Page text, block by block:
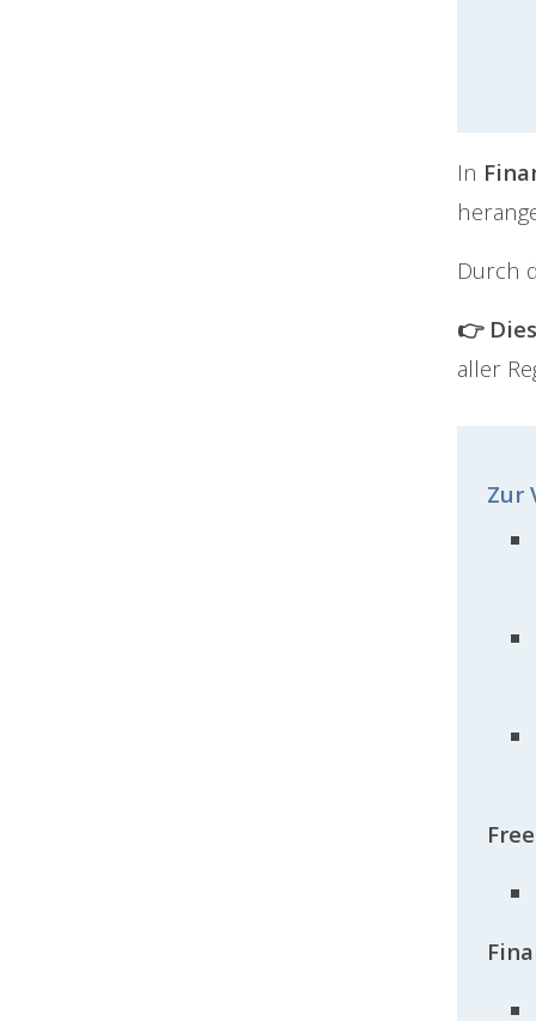
In
Durch
👉
aller
Zur